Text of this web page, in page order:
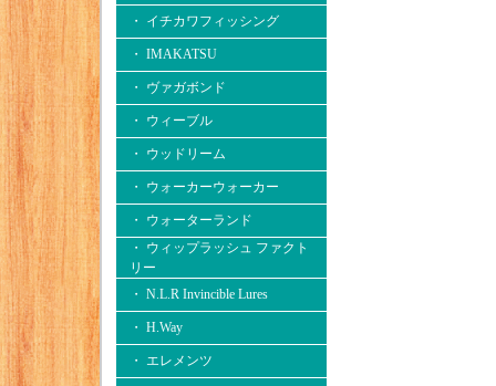
・ イチカワフィッシング
・ IMAKATSU
・ ヴァガボンド
・ ウィーブル
・ ウッドリーム
・ ウォーカーウォーカー
・ ウォーターランド
・ ウィップラッシュ ファクト
リー
・ N.L.R Invincible Lures
・ H.Way
・ エレメンツ